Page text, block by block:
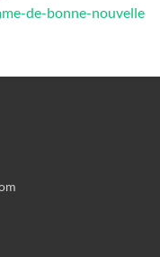
de-bonne-nouvelle